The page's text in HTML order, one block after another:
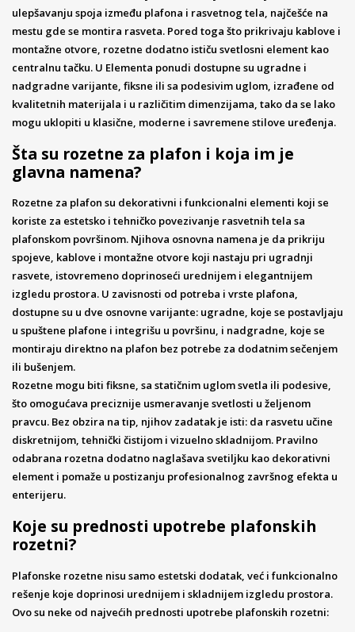
ulepšavanju spoja između plafona i rasvetnog tela, najčešće na
mestu gde se montira rasveta. Pored toga što prikrivaju kablove i
montažne otvore, rozetne dodatno ističu svetlosni element kao
centralnu tačku. U Elementa ponudi dostupne su ugradne i
nadgradne varijante, fiksne ili sa podesivim uglom, izrađene od
kvalitetnih materijala i u različitim dimenzijama, tako da se lako
mogu uklopiti u klasične, moderne i savremene stilove uređenja.
Šta su rozetne za plafon i koja im je
glavna namena?
Rozetne za plafon su dekorativni i funkcionalni elementi koji se
koriste za estetsko i tehničko povezivanje rasvetnih tela sa
plafonskom površinom. Njihova osnovna namena je da prikriju
spojeve, kablove i montažne otvore koji nastaju pri ugradnji
rasvete, istovremeno doprinoseći urednijem i elegantnijem
izgledu prostora. U zavisnosti od potreba i vrste plafona,
dostupne su u dve osnovne varijante: ugradne, koje se postavljaju
u spuštene plafone i integrišu u površinu, i nadgradne, koje se
montiraju direktno na plafon bez potrebe za dodatnim sečenjem
ili bušenjem.
Rozetne mogu biti fiksne, sa statičnim uglom svetla ili podesive,
što omogućava preciznije usmeravanje svetlosti u željenom
pravcu. Bez obzira na tip, njihov zadatak je isti: da rasvetu učine
diskretnijom, tehnički čistijom i vizuelno skladnijom. Pravilno
odabrana rozetna dodatno naglašava svetiljku kao dekorativni
element i pomaže u postizanju profesionalnog završnog efekta u
enterijeru.
Koje su prednosti upotrebe plafonskih
rozetni?
Plafonske rozetne nisu samo estetski dodatak, već i funkcionalno
rešenje koje doprinosi urednijem i skladnijem izgledu prostora.
Ovo su neke od najvećih prednosti upotrebe plafonskih rozetni: